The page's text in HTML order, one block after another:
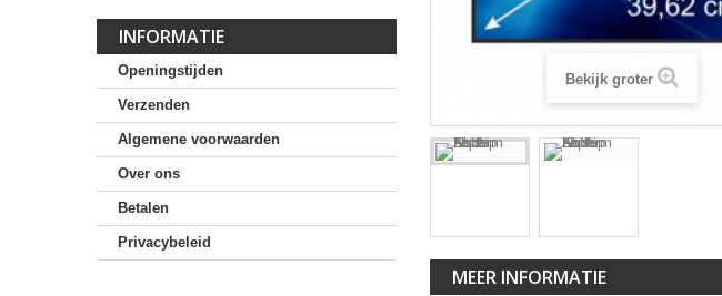
INFORMATIE
Openingstijden
Verzenden
Algemene voorwaarden
Over ons
Betalen
Privacybeleid
Bekijk groter
MEER INFORMATIE